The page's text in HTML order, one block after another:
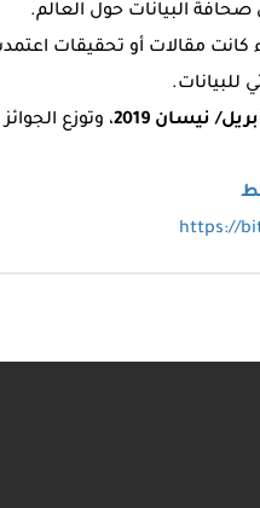
البيانات حول العالم.
كانت مقالات أو تحقيقات
نيسان 2019
، وتوزع
https://